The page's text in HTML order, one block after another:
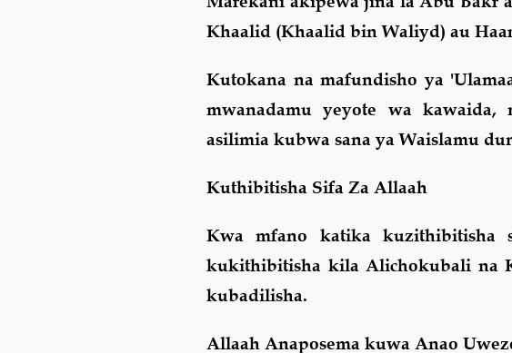
Khaalid (Khaalid bin Waliyd) au
Kutokana na mafundisho ya
mwanadamu yeyote wa
asilimia kubwa sana ya Waislamu
Kuthibitisha Sifa Za Allaah
Kwa mfano katika kuzithibitisha
kukithibitisha kila Alichokubali na
kubadilisha.
Allaah Anaposema kuwa Anao